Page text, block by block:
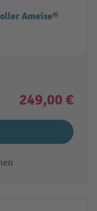
Ameise®
249,00 €